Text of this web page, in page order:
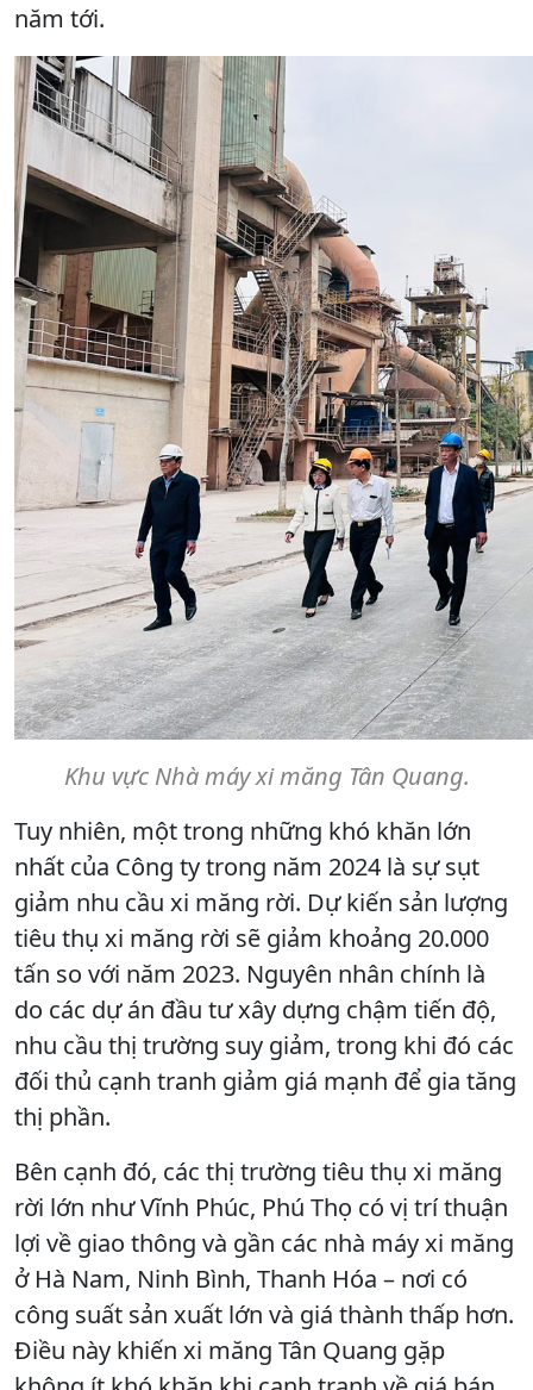
năm tới.
Khu vực Nhà máy xi măng Tân Quang.
Tuy nhiên, một trong những khó khăn lớn
nhất của Công ty trong năm 2024 là sự sụt
giảm nhu cầu xi măng rời. Dự kiến sản lượng
tiêu thụ xi măng rời sẽ giảm khoảng 20.000
tấn so với năm 2023. Nguyên nhân chính là
do các dự án đầu tư xây dựng chậm tiến độ,
nhu cầu thị trường suy giảm, trong khi đó các
đối thủ cạnh tranh giảm giá mạnh để gia tăng
thị phần.
Bên cạnh đó, các thị trường tiêu thụ xi măng
rời lớn như Vĩnh Phúc, Phú Thọ có vị trí thuận
lợi về giao thông và gần các nhà máy xi măng
ở Hà Nam, Ninh Bình, Thanh Hóa – nơi có
công suất sản xuất lớn và giá thành thấp hơn.
Điều này khiến xi măng Tân Quang gặp